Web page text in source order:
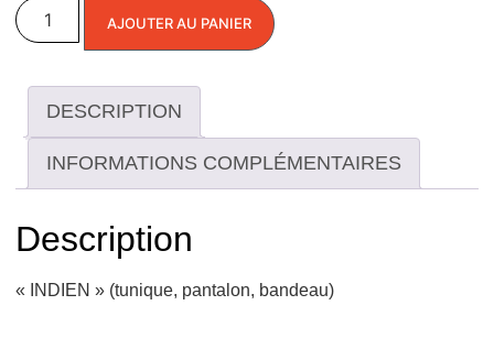
AJOUTER AU PANIER
DESCRIPTION
INFORMATIONS COMPLÉMENTAIRES
Description
« INDIEN » (tunique, pantalon, bandeau)